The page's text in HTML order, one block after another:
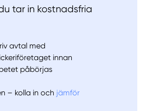
tar in kostnadsfria
avtal med
innan
påbörjas
– kolla in och jämför